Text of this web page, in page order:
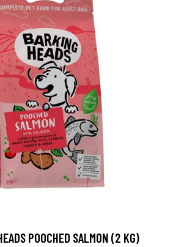
POOCHED SALMON (2 KG)